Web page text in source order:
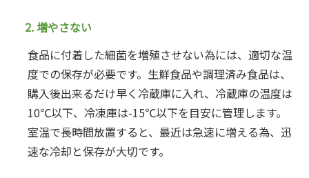
2. 増やさない
食品に付着した細菌を増殖させない為には、適切な温
度での保存が必要です。生鮮食品や調理済み食品は、
購入後出来るだけ早く冷蔵庫に入れ、冷蔵庫の温度は
10℃以下、冷凍庫は-15℃以下を目安に管理します。
室温で長時間放置すると、最近は急速に増える為、迅
速な冷却と保存が大切です。